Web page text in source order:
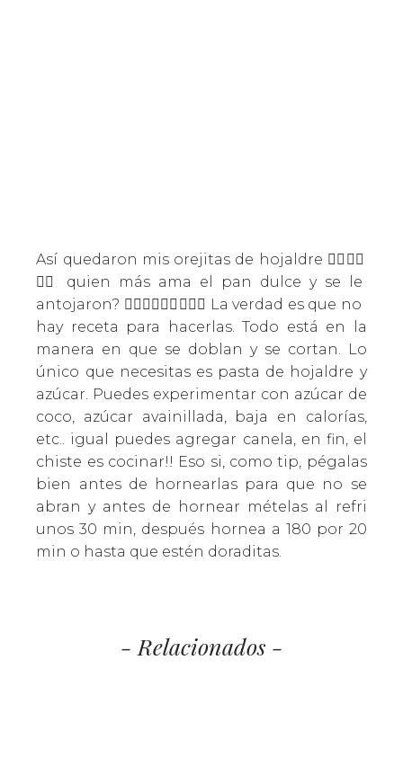
Así quedaron mis orejitas de hojaldre 👂🏼👂🏼
👂🏼 quien más ama el pan dulce y se le
antojaron? 🙋🏼‍♀️🙋🏼‍♀️🙋🏼‍♀️ La verdad es que no
hay receta para hacerlas. Todo está en la
manera en que se doblan y se cortan. Lo
único que necesitas es pasta de hojaldre y
azúcar. Puedes experimentar con azúcar de
coco, azúcar avainillada, baja en calorías,
etc.. igual puedes agregar canela, en fin, el
chiste es cocinar!! Eso si, como tip, pégalas
bien antes de hornearlas para que no se
abran y antes de hornear mételas al refri
unos 30 min, después hornea a 180 por 20
min o hasta que estén doraditas.
- Relacionados -